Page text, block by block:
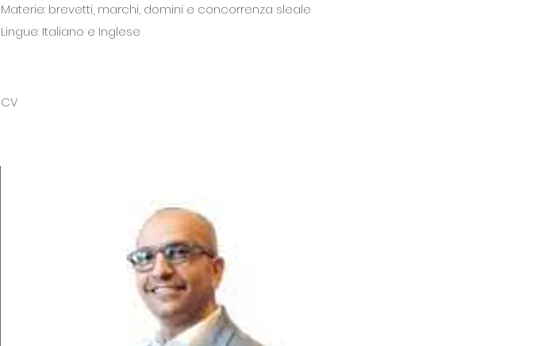
Materie: brevetti, marchi, domini e concorrenza sleale
Lingue: Italiano e Inglese
CV